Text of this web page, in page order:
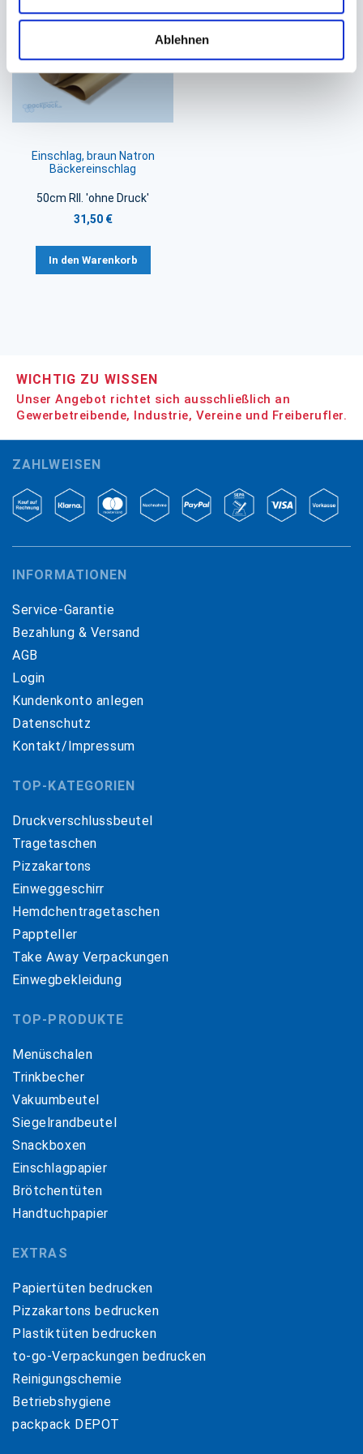
Ablehnen
Einschlag, braun Natron
Bäckereinschlag
50cm Rll. 'ohne Druck'
31,50 €
In den Warenkorb
WICHTIG ZU WISSEN
Unser Angebot richtet sich ausschließlich an
Gewerbetreibende, Industrie, Vereine und Freiberufler.
ZAHLWEISEN
INFORMATIONEN
Service-Garantie
Bezahlung & Versand
AGB
Login
Kundenkonto anlegen
Datenschutz
Kontakt/Impressum
TOP-KATEGORIEN
Druckverschlussbeutel
Tragetaschen
Pizzakartons
Einweggeschirr
Hemdchentragetaschen
Pappteller
Take Away Verpackungen
Einwegbekleidung
TOP-PRODUKTE
Menüschalen
Trinkbecher
Vakuumbeutel
Siegelrandbeutel
Snackboxen
Einschlagpapier
Brötchentüten
Handtuchpapier
EXTRAS
Papiertüten bedrucken
Pizzakartons bedrucken
Plastiktüten bedrucken
to-go-Verpackungen bedrucken
Reinigungschemie
Betriebshygiene
packpack DEPOT